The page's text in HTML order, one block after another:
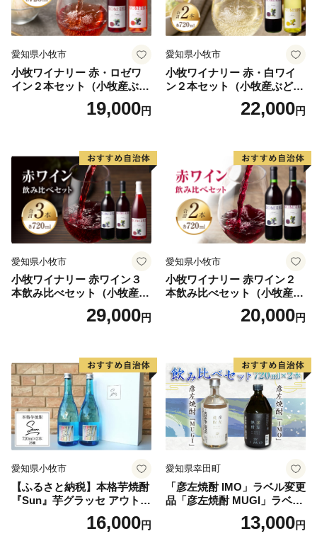
このように糸満市は、平和と伝統と未来が交差する発
展の可能性を大きく秘めたまちです。糸満市でたくさん
満市にご注目ください。
愛知県小牧市
小牧ワイナリー 赤・ロゼワ
イン２本セット（小牧産ぶど
19,000円
愛知県小牧市
小牧ワイナリー 赤・白ワイ
ン２本セット（小牧産ぶどう
22,000円
愛知県小牧市
小牧ワイナリー 赤ワイン３
本飲み比べセット（小牧産ぶ
どう100％使用）29,000円
愛知県小牧市
小牧ワイナリー 赤ワイン２
本飲み比べセット（小牧産ぶ
どう100％使用）20,000円
愛知県小牧市
【ふるさと納税】本格芋焼酎
『Sun』芋グラッセ アウトド
ア ソロキャンプ ベランピン
グ 巣ごもり 就労支援16,000円
愛知県幸田町
「彦左焼酎 IMO」ラベル変更
品「彦左焼酎 MUGI」ラベル
変更品 飲み比べ セット 合計
2本 720ml×各1本 25度 焼酎
13,000円